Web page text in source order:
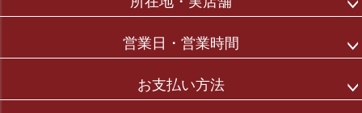
営業日・営業時間
お支払い方法